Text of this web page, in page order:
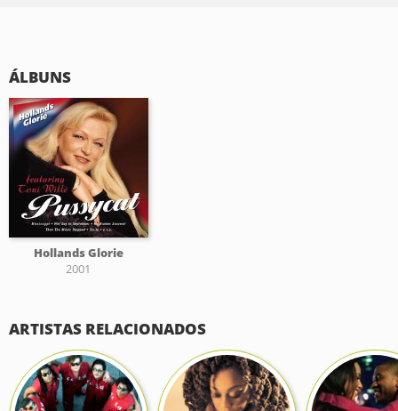
ÁLBUNS
Hollands Glorie
2001
ARTISTAS RELACIONADOS